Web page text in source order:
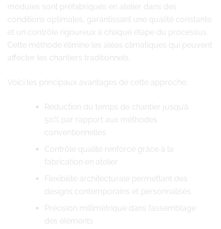
modules sont préfabriqués en atelier dans des
conditions optimales, garantissant une qualité constante
et un contrôle rigoureux à chaque étape du processus.
Cette méthode élimine les aléas climatiques qui peuvent
affecter les chantiers traditionnels.
Voici les principaux avantages de cette approche:
Réduction du temps de chantier jusqu’à
50% par rapport aux méthodes
conventionnelles
Contrôle qualité renforcé grâce à la
fabrication en atelier
Flexibilité architecturale permettant des
designs contemporains et personnalisés
Précision millimétrique dans l’assemblage
des éléments